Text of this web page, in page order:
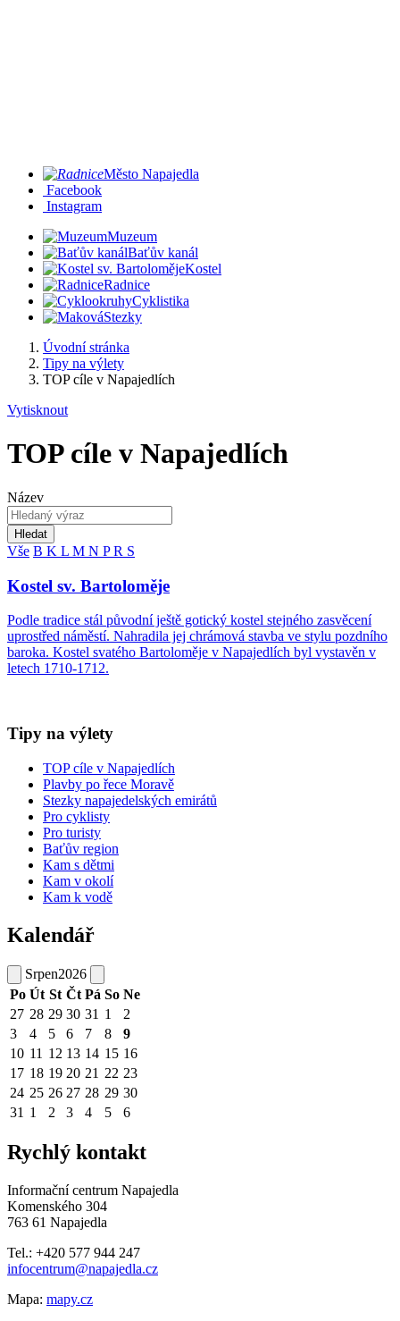
Město Napajedla
Facebook
Instagram
Muzeum
Baťův kanál
Kostel
Radnice
Cyklistika
Stezky
Úvodní stránka
Tipy na výlety
TOP cíle v Napajedlích
Vytisknout
TOP cíle v Napajedlích
Název
Hledat
Vše B K L M N PR S
Kostel sv. Bartoloměje
Podle tradice stál původní ještě gotický kostel stejného zasvěcení
uprostřed náměstí. Nahradila jej chrámová stavba ve stylu pozdního
baroka. Kostel svatého Bartoloměje v Napajedlích byl vystavěn v
letech 1710-1712.
Tipy na výlety
TOP cíle v Napajedlích
Plavby po řece Moravě
Stezky napajedelských emirátů
Pro cyklisty
Pro turisty
Baťův region
Kam s dětmi
Kam v okolí
Kam k vodě
Kalendář
Srpen2026
Po Út St Čt Pá So Ne
27 28 29 30 31 1
2
3
4 5 6 7 8
9
10 11 12 13 14 15 16
17 18 19 20 21 22 23
24 25 26 27 28 29 30
31 1 2 3 4 5 6
Rychlý kontakt
Informační centrum Napajedla
Komenského 304
763 61 Napajedla
Tel.: +420 577 944 247
infocentrum@napajedla.cz
Mapa: mapy.cz